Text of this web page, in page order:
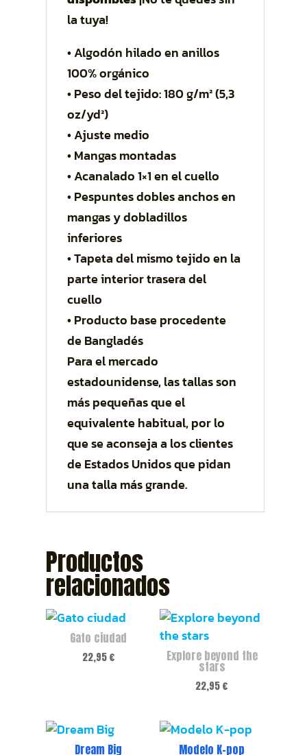
la tuya!
• Algodón hilado en anillos
100% orgánico
• Peso del tejido: 180 g/m² (5,3
oz/yd²)
• Ajuste medio
• Mangas montadas
• Acanalado 1×1 en el cuello
• Pespuntes dobles anchos en
mangas y dobladillos
inferiores
• Tapeta del mismo tejido en la
parte interior trasera del
cuello
• Producto base procedente
de Bangladés
Para el mercado
estadounidense, las tallas son
más pequeñas que el
equivalente habitual, por lo
que se aconseja a los clientes
de Estados Unidos que pidan
una talla más grande.
Productos
relacionados
Gato ciudad
22,95€ Explore beyond the
stars
22,95€
Dream Big Modelo K-pop